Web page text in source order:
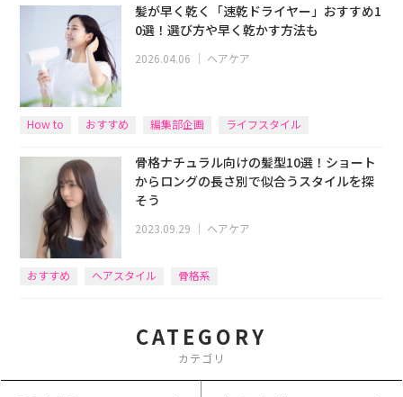
髪が早く乾く「速乾ドライヤー」おすすめ1
0選！選び方や早く乾かす方法も
2026.04.06 ｜ ヘアケア
How to おすすめ 編集部企画 ライフスタイル
骨格ナチュラル向けの髪型10選！ショート
からロングの長さ別で似合うスタイルを探
そう
2023.09.29 ｜ ヘアケア
おすすめ ヘアスタイル 骨格系
CATEGORY
カテゴリ